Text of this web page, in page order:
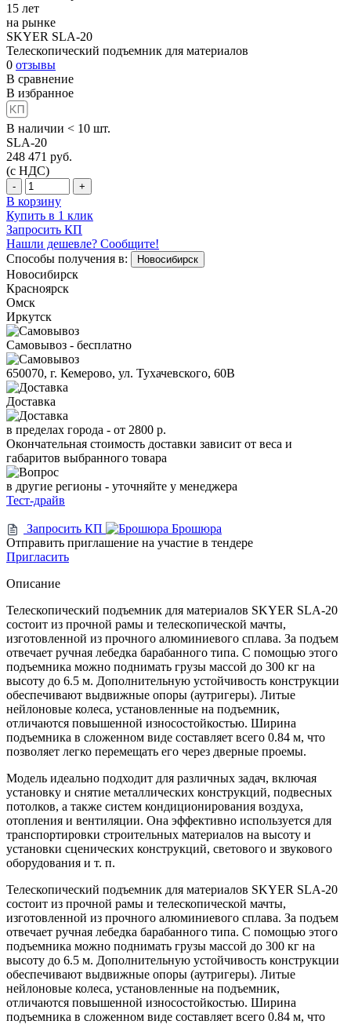
15 лет
на рынке
SKYER SLA-20
Телескопический подъемник для материалов
0 отзывы
В сравнение
В избранное
В наличии < 10 шт.
SLA-20
248 471 руб.
(с НДС)
- +
В корзину
Купить в 1 клик
Запросить КП
Нашли дешевле? Сообщите!
Способы получения в:
Новосибирск
Новосибирск
Красноярск
Омск
Иркутск
Самовывоз - бесплатно
650070, г. Кемерово, ул. Тухачевского, 60В
Доставка
в пределах города - от 2800 р.
Окончательная стоимость доставки зависит от веса и
габаритов выбранного товара
в другие регионы - уточняйте у менеджера
Тест-драйв
Запросить КП
Брошюра
Отправить приглашение на участие в тендере
Пригласить
Описание
Телескопический подъемник для материалов SKYER SLA-20
состоит из прочной рамы и телескопической мачты,
изготовленной из прочного алюминиевого сплава. За подъем
отвечает ручная лебедка барабанного типа. С помощью этого
подъемника можно поднимать грузы массой до 300 кг на
высоту до 6.5 м. Дополнительную устойчивость конструкции
обеспечивают выдвижные опоры (аутригеры). Литые
нейлоновые колеса, установленные на подъемник,
отличаются повышенной износостойкостью. Ширина
подъемника в сложенном виде составляет всего 0.84 м, что
позволяет легко перемещать его через дверные проемы.
Модель идеально подходит для различных задач, включая
установку и снятие металлических конструкций, подвесных
потолков, а также систем кондиционирования воздуха,
отопления и вентиляции. Она эффективно используется для
транспортировки строительных материалов на высоту и
установки сценических конструкций, светового и звукового
оборудования и т. п.
Телескопический подъемник для материалов SKYER SLA-20
состоит из прочной рамы и телескопической мачты,
изготовленной из прочного алюминиевого сплава. За подъем
отвечает ручная лебедка барабанного типа. С помощью этого
подъемника можно поднимать грузы массой до 300 кг на
высоту до 6.5 м. Дополнительную устойчивость конструкции
обеспечивают выдвижные опоры (аутригеры). Литые
нейлоновые колеса, установленные на подъемник,
отличаются повышенной износостойкостью. Ширина
подъемника в сложенном виде составляет всего 0.84 м, что